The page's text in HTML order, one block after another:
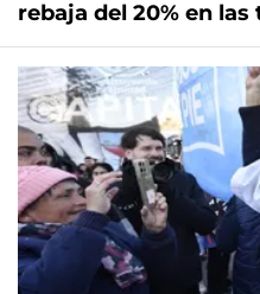
rebaja del 20% en